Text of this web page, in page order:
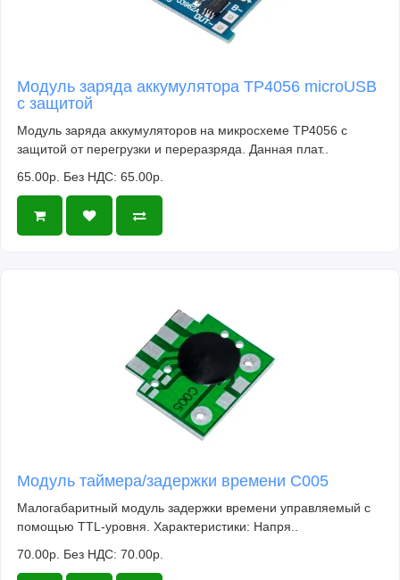
Модуль заряда аккумулятора TP4056 microUSB
с защитой
Модуль заряда аккумуляторов на микросхеме TP4056 с
защитой от перегрузки и переразряда. Данная плат..
65.00р. Без НДС: 65.00р.
Модуль таймера/задержки времени C005
Малогабаритный модуль задержки времени управляемый с
помощью TTL-уровня. Характеристики: Напря..
70.00р. Без НДС: 70.00р.